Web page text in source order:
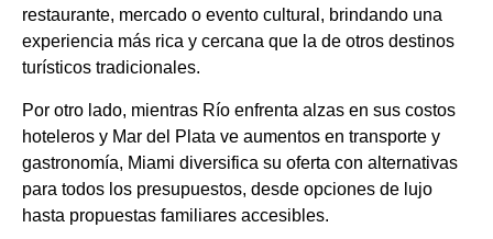
restaurante, mercado o evento cultural, brindando una
experiencia más rica y cercana que la de otros destinos
turísticos tradicionales.
Por otro lado, mientras Río enfrenta alzas en sus costos
hoteleros y Mar del Plata ve aumentos en transporte y
gastronomía, Miami diversifica su oferta con alternativas
para todos los presupuestos, desde opciones de lujo
hasta propuestas familiares accesibles.